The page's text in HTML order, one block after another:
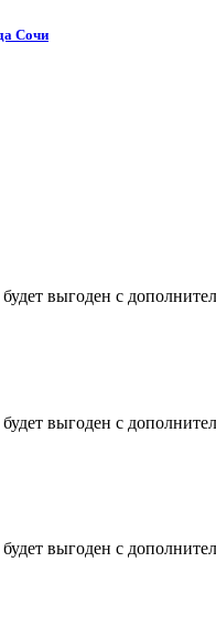
Сочи
выгоден с
выгоден с
выгоден с